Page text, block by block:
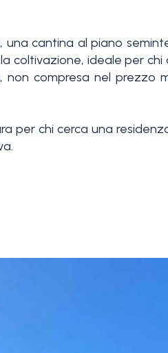
cantina al piano
coltivazione, ideale per
compresa nel prezzo
per chi cerca una